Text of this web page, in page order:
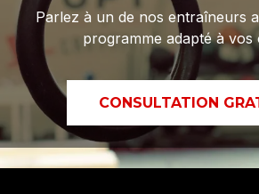
Parlez à un de nos entraîneurs
programme adapté à vos
CONSULTATION